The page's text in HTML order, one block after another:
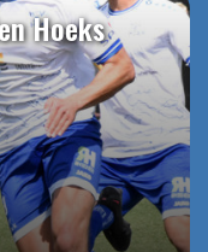
Hoeks